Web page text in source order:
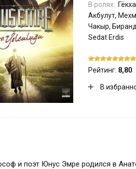
В ролях:
Акбулут,
Чакыр,
Sedat Erdis
Рейтинг: 8,80
В
и поэт Юнус Эмре родился в